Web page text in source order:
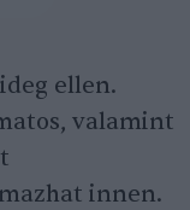
ellen.
valamint
innen.